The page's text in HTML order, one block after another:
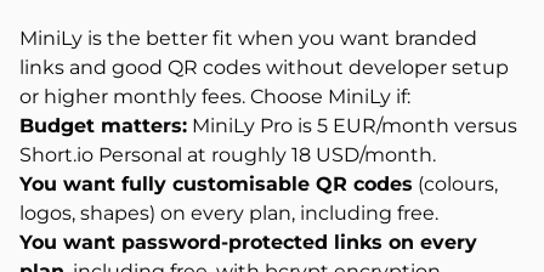
MiniLy is the better fit when you want branded
links and good QR codes without developer setup
or higher monthly fees. Choose MiniLy if:
Budget matters: MiniLy Pro is 5 EUR/month versus
Short.io Personal at roughly 18 USD/month.
You want fully customisable QR codes (colours,
logos, shapes) on every plan, including free.
You want password-protected links on every